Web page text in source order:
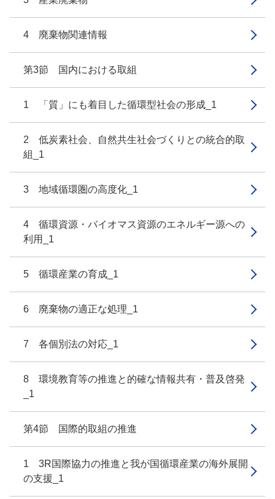
4 廃棄物関連情報
第3節 国内における取組
1 「質」にも着目した循環型社会の形成_1
2 低炭素社会、自然共生社会づくりとの統合的取
組_1
3 地域循環圏の高度化_1
4 循環資源・バイオマス資源のエネルギー源への
利用_1
5 循環産業の育成_1
6 廃棄物の適正な処理_1
7 各個別法の対応_1
8 環境教育等の推進と的確な情報共有・普及啓発
_1
第4節 国際的取組の推進
1 3R国際協力の推進と我が国循環産業の海外展開
の支援_1